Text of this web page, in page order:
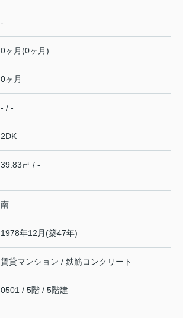
-
0ヶ月(0ヶ月)
0ヶ月
- / -
2DK
39.83㎡ / -
南
1978年12月(築47年)
賃貸マンション / 鉄筋コンクリート
0501 / 5階 / 5階建